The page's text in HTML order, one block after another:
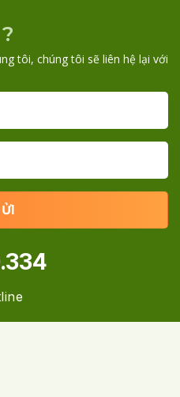
tôi, chúng tôi sẽ liên hệ lại với